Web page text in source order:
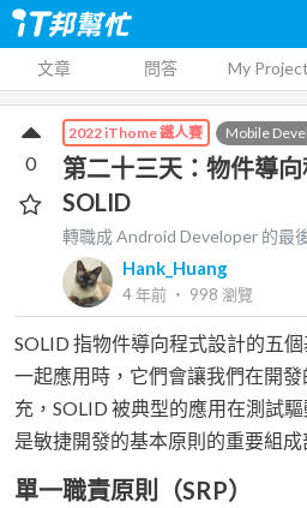
文章 問答 My Project
2022 iThome 鐵人賽 Mobile
第二十三天：物件導向
SOLID
轉職成 Android Developer 的最
Hank_Huang
4 年前 ‧ 998 瀏覽
0
SOLID 指物件導向程式設計的五
一起應用時，它們會讓我們在開
充，SOLID 被典型的應用在測試
是敏捷開發的基本原則的重要組
單一職責原則（SRP）